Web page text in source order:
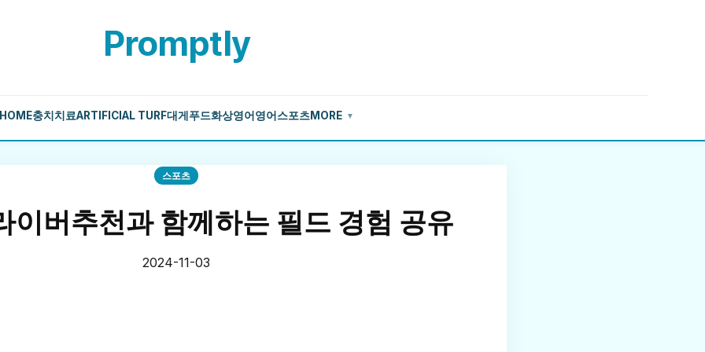
Promptly
충치치료ARTIFICIAL TURF대게 푸드화상영어 영어 스포츠MORE ▼
스포츠
이버추천과 함께하는 필드 경험 공유
2024-11-03